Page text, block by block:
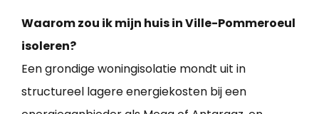
Waarom zou ik mijn huis in Ville-Pommeroeul
isoleren?
Een grondige woningisolatie mondt uit in
structureel lagere energiekosten bij een